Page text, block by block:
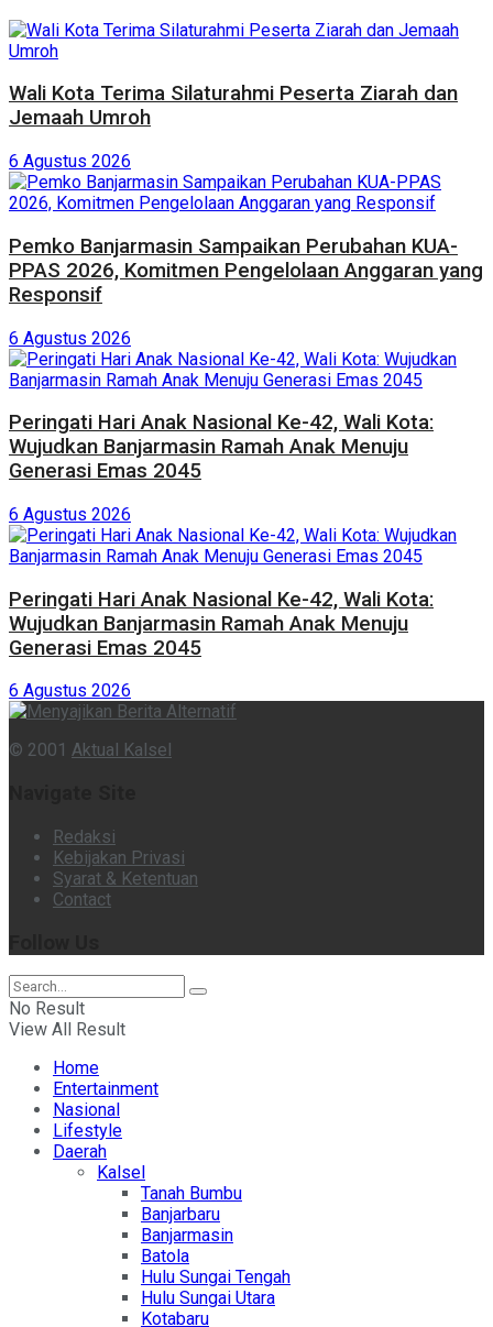
Wali Kota Terima Silaturahmi Peserta Ziarah dan
Jemaah Umroh
6 Agustus 2026
Pemko Banjarmasin Sampaikan Perubahan KUA-
PPAS 2026, Komitmen Pengelolaan Anggaran yang
Responsif
6 Agustus 2026
Peringati Hari Anak Nasional Ke-42, Wali Kota:
Wujudkan Banjarmasin Ramah Anak Menuju
Generasi Emas 2045
6 Agustus 2026
Peringati Hari Anak Nasional Ke-42, Wali Kota:
Wujudkan Banjarmasin Ramah Anak Menuju
Generasi Emas 2045
6 Agustus 2026
© 2001 Aktual Kalsel
Redaksi
Kebijakan Privasi
Syarat & Ketentuan
Contact
No Result
View All Result
Home
Entertainment
Nasional
Lifestyle
Daerah
Kalsel
Tanah Bumbu
Banjarbaru
Banjarmasin
Batola
Hulu Sungai Tengah
Hulu Sungai Utara
Kotabaru